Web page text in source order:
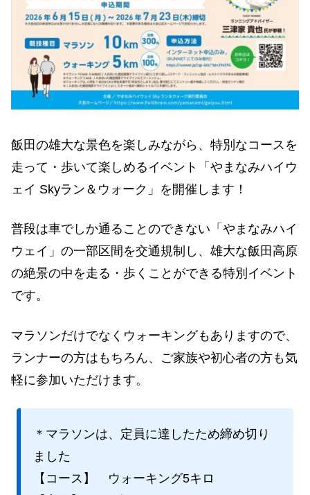
飯田の雄大な景色を楽しみながら、特別なコースを
走って・歩いて楽しめるイベント「やまなみハイウ
ェイ Skyラン＆ウォーク」を開催します！
普段は車でしか通ることのできない「やまなみハイ
ウェイ」の一部区間を交通規制し、雄大な飯田高原
の絶景の中を走る・歩くことができる特別イベント
です。
マラソンだけでなくウォーキングもありますので、
ランナーの方はもちろん、ご家族や初心者の方も気
軽に参加いただけます。
＊マラソンは、定員に達したため締め切り
ました
【コース】 ウォーキング5キロ